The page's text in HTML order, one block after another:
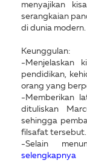
menyajikan
serangkaian
di dunia modern.
Keunggulan:
-Menjelaskan
pendidikan,
orang yang
-Memberikan
dituliskan
sehingga
filsafat tersebut.
-Selain
selengkapnya